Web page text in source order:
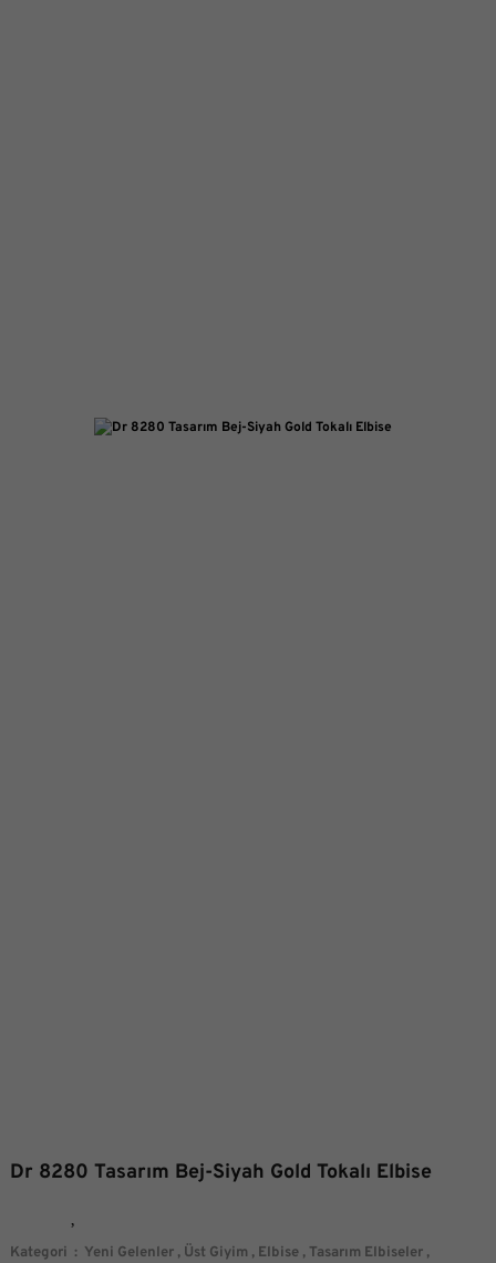
Dr 8280 Tasarım Bej-Siyah Gold Tokalı Elbise
Kategori Yeni Gelenler , Üst Giyim , Elbise , Tasarım Elbiseler ,